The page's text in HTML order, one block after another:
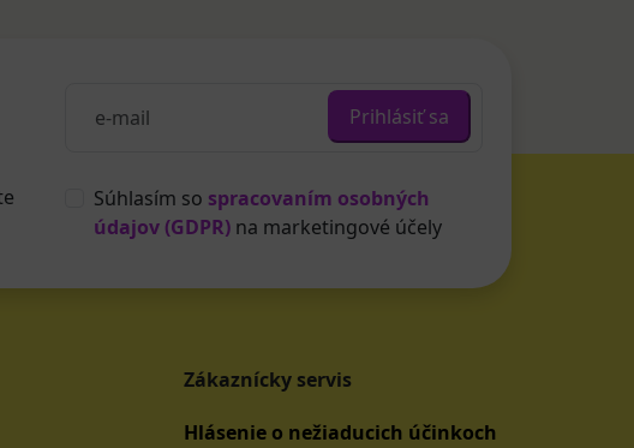
Prihlásiť sa
Súhlasím so spracovaním osobných
údajov (GDPR) na marketingové účely
Zákaznícky servis
Hlásenie o nežiaducich účinkoch